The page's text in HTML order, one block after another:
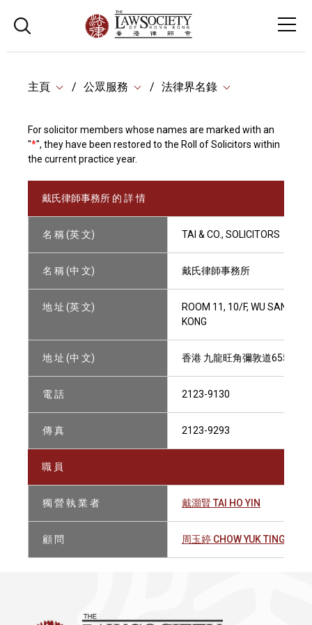
主頁 公眾服務 法律界名錄
For solicitor members whose names are marked with an
"*", they have been restored to the Roll of Solicitors within
the current practice year.
戴氏律師事務所 的 詳 情
名 稱 (英 文) TAI & CO., SOLICITORS
名 稱 (中 文) 戴氏律師事務所
地 址 (英 文)
ROOM 11, 10/F, WU SANG
KONG
地 址 (中 文) 香港 九龍旺角彌敦道655號
電 話 2123-9130
傳 真 2123-9293
職 員
獨 營 執 業 者 戴灝賢 TAI HO YIN
顧 問 周玉婷 CHOW YUK TING